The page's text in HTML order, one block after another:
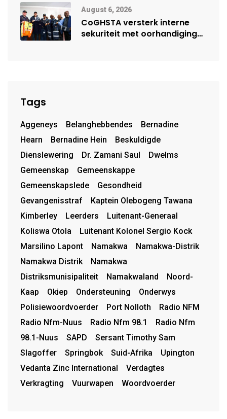
August 6, 2026
CoGHSTA versterk interne
sekuriteit met oorhandiging
Tags
Aggeneys Belanghebbendes
Bernadine
Hearn
Bernadine Hein
Beskuldigde
Dienslewering
Dr. Zamani Saul
Dwelms
Gemeenskap
Gemeenskappe
Gemeenskapslede
Gesondheid
Gevangenisstraf
Kaptein Olebogeng Tawana
Kimberley
Leerders
Luitenant-Generaal
Koliswa Otola
Luitenant Kolonel Sergio Kock
Marsilino Lapont
Namakwa
Namakwa-Distrik
Namakwa Distrik
Namakwa
Distriksmunisipaliteit
Namakwaland
Noord-
Kaap
Okiep Ondersteuning
Onderwys
Polisiewoordvoerder
Port Nolloth
Radio NFM
Radio Nfm-Nuus
Radio Nfm 98.1
Radio Nfm
98.1-Nuus
SAPD
Sersant Timothy Sam
Slagoffer
Springbok Suid-Afrika
Upington
Vedanta Zinc International
Verdagtes
Verkragting
Vuurwapen Woordvoerder